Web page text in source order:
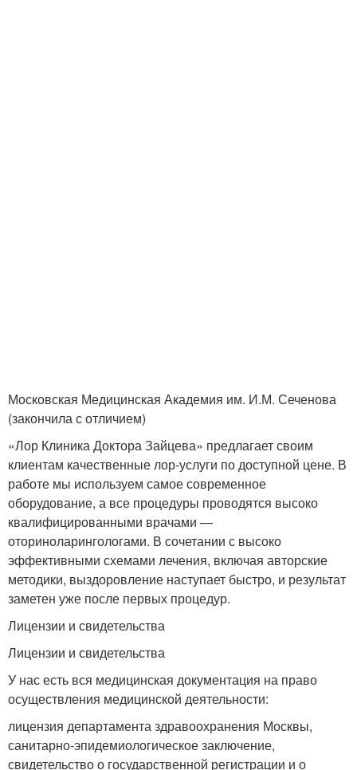
Московская Медицинская Академия им. И.М. Сеченова
(закончила с отличием)
«Лор Клиника Доктора Зайцева» предлагает своим
клиентам качественные лор-услуги по доступной цене. В
работе мы используем самое современное
оборудование, а все процедуры проводятся высоко
квалифицированными врачами —
оториноларингологами. В сочетании с высоко
эффективными схемами лечения, включая авторские
методики, выздоровление наступает быстро, и результат
заметен уже после первых процедур.
Лицензии и свидетельства
Лицензии и свидетельства
У нас есть вся медицинская документация на право
осуществления медицинской деятельности:
лицензия департамента здравоохранения Москвы,
санитарно-эпидемиологическое заключение,
свидетельство о государственной регистрации и о